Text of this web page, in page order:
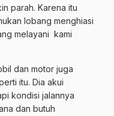
parah. Karena itu
lobang menghiasi
melayani kami
dan motor juga
itu. Dia akui
kondisi jalannya
dan butuh